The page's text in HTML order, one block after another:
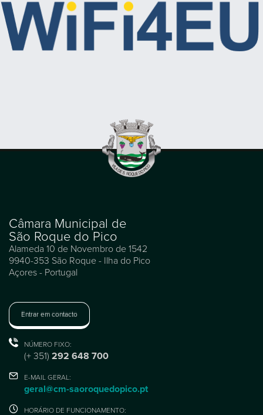
Câmara Municipal de
São Roque do Pico
Alameda 10 de Novembro de 1542
9940-353 São Roque - Ilha do Pico
Açores - Portugal
Entrar em contacto
NÚMERO FIXO:
(+ 351) 292 648 700
E-MAIL GERAL:
geral@cm-saoroquedopico.pt
HORÁRIO DE FUNCIONAMENTO: